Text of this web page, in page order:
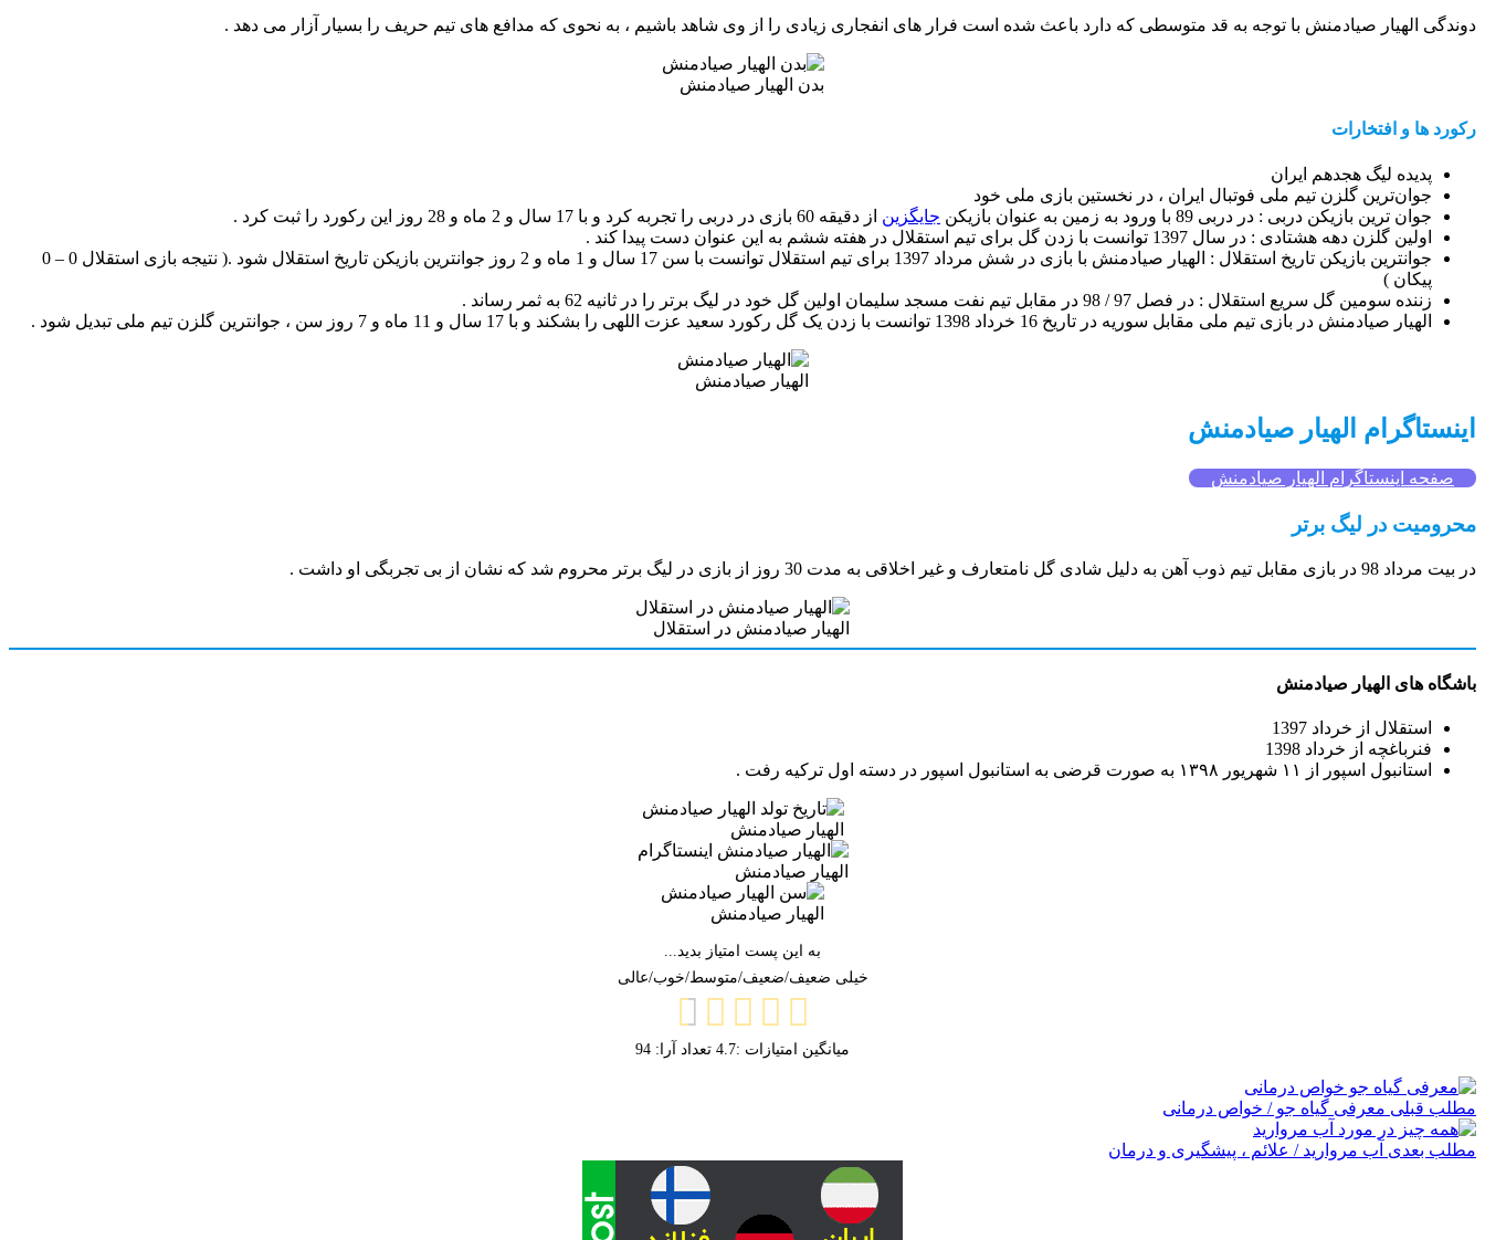
دوندگی الهیار صیادمنش با توجه به قد متوسطی که دارد باعث شده است فرار های انفجاری زیادی را از وی شاهد باشیم ، به نحوی که مدافع های تیم حریف را بسیار آزار می دهد .
بدن الهیار صیادمنش
رکورد ها و افتخارات
پدیده لیگ هجدهم ایران
جوان‌ترین گلزن تیم ملی فوتبال ایران ، در نخستین بازی ملی خود
جوان ترین بازیکن دربی : در دربی 89 با ورود به زمین به عنوان بازیکن
جایگزین از دقیقه 60 بازی در دربی را تجربه کرد و با 17 سال و 2 ماه و 28 روز این رکورد را ثبت کرد .
اولین گلزن دهه هشتادی : در سال 1397 توانست با زدن گل برای تیم استقلال در هفته ششم به این عنوان دست پیدا کند .
جوانترین بازیکن تاریخ استقلال : الهیار صیادمنش با بازی در شش مرداد 1397 برای تیم استقلال توانست با سن 17 سال و 1 ماه و 2 روز جوانترین بازیکن تاریخ استقلال شود .( نتیجه بازی استقلال 0 – 0
پیکان )
زننده سومین گل سریع استقلال : در فصل 97 / 98 در مقابل تیم نفت مسجد سلیمان اولین گل خود در لیگ برتر را در ثانیه 62 به ثمر رساند .
الهیار صیادمنش در بازی تیم ملی مقابل سوریه در تاریخ 16 خرداد 1398 توانست با زدن یک گل رکورد سعید عزت اللهی را بشکند و با 17 سال و 11 ماه و 7 روز سن ، جوانترین گلزن تیم ملی تبدیل شود .
الهیار صیادمنش
اینستاگرام الهیار صیادمنش
صفحه اینستاگرام الهیار صیادمنش
محرومیت در لیگ برتر
در بیت مرداد 98 در بازی مقابل تیم ذوب آهن به دلیل شادی گل نامتعارف و غیر اخلاقی به مدت 30 روز از بازی در لیگ برتر محروم شد که نشان از بی تجربگی او داشت .
الهیار صیادمنش در استقلال
باشگاه های الهیار صیادمنش
استقلال از خرداد 1397
فنرباغچه از خرداد 1398
استانبول اسپور از ۱۱ شهریور ۱۳۹۸ به صورت قرضی به استانبول اسپور در دسته اول ترکیه رفت .
الهیار صیادمنش
الهیار صیادمنش
الهیار صیادمنش
به این پست امتیاز بدید...
خیلی ضعیف/ضعیف/متوسط/خوب/عالی
میانگین امتیازات :4.7 تعداد آرا: 94
مطلب قبلی معرفی گیاه جو / خواص درمانی
مطلب بعدی آب مروارید / علائم ، پیشگیری و درمان